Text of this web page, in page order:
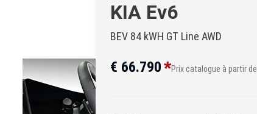
KIA Ev6
BEV 84 kWH GT Line AWD
€ 66.790*Prix catalogue à partir de